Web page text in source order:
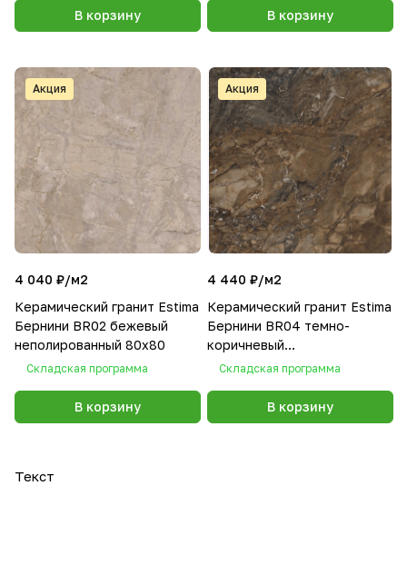
В корзину В корзину
Акция
4 040 ₽/м2
Керамический гранит Estima
Бернини BR02 бежевый
неполированный 80x80
Складская программа
В корзину
Акция
4 440 ₽/м2
Керамический гранит Estima
Бернини BR04 темно-
коричневый
неполированный 80x80
Складская программа
В корзину
Текст